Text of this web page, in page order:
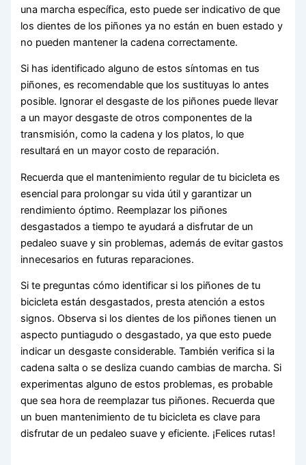
una marcha específica, esto puede ser indicativo de que
los dientes de los piñones ya no están en buen estado y
no pueden mantener la cadena correctamente.
Si has identificado alguno de estos síntomas en tus
piñones, es recomendable que los sustituyas lo antes
posible. Ignorar el desgaste de los piñones puede llevar
a un mayor desgaste de otros componentes de la
transmisión, como la cadena y los platos, lo que
resultará en un mayor costo de reparación.
Recuerda que el mantenimiento regular de tu bicicleta es
esencial para prolongar su vida útil y garantizar un
rendimiento óptimo. Reemplazar los piñones
desgastados a tiempo te ayudará a disfrutar de un
pedaleo suave y sin problemas, además de evitar gastos
innecesarios en futuras reparaciones.
Si te preguntas cómo identificar si los piñones de tu
bicicleta están desgastados, presta atención a estos
signos. Observa si los dientes de los piñones tienen un
aspecto puntiagudo o desgastado, ya que esto puede
indicar un desgaste considerable. También verifica si la
cadena salta o se desliza cuando cambias de marcha. Si
experimentas alguno de estos problemas, es probable
que sea hora de reemplazar tus piñones. Recuerda que
un buen mantenimiento de tu bicicleta es clave para
disfrutar de un pedaleo suave y eficiente. ¡Felices rutas!